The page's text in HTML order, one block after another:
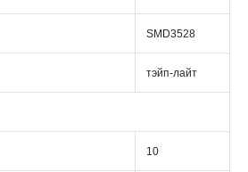
SMD3528
тэйп-лайт
10